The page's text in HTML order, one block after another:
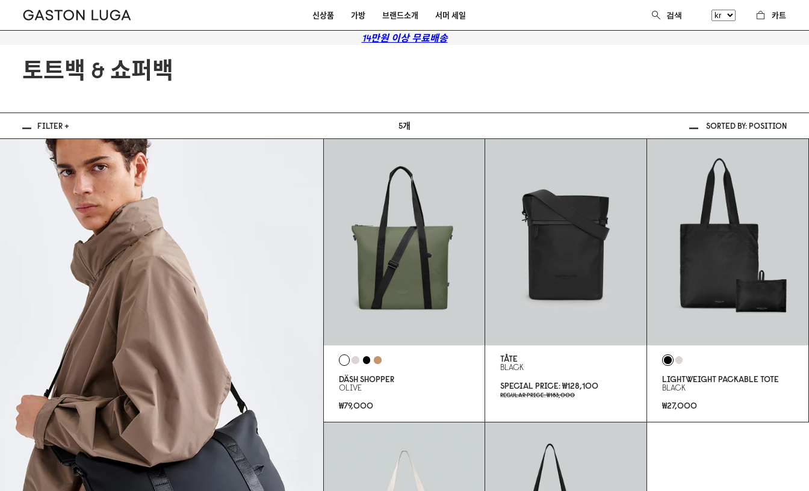
신상품 가방 브랜드소개 서머 세일 카트
14만원 이상 무료배송
토트백 & 쇼퍼백
FILTER + SORTED BY:POSITION
5개
DÄSH SHOPPER
OLIVE
₩79,000
TÅTE
BLACK
SPECIAL PRICE ₩128,100
REGULAR PRICE ₩183,000
LIGHTWEIGHT PACKABLE TOTE
BLACK
₩27,000